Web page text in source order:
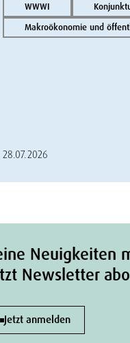
WWWI
Makroökonomie und
28.07.2026
Neuigkeiten
Newsletter
Jetzt anmelden